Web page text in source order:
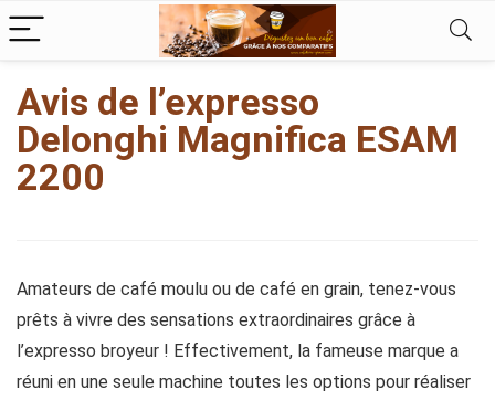
Avis de l’expresso
Delonghi Magnifica ESAM
2200
Amateurs de café moulu ou de café en grain, tenez-vous
prêts à vivre des sensations extraordinaires grâce à
l’expresso broyeur ! Effectivement, la fameuse marque a
réuni en une seule machine toutes les options pour réaliser